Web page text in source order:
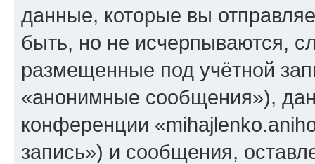
данные, которые вы
быть, но не исчерпываются,
размещенные под учётной
«анонимные сообщения»),
конференции
запись») и сообщения,